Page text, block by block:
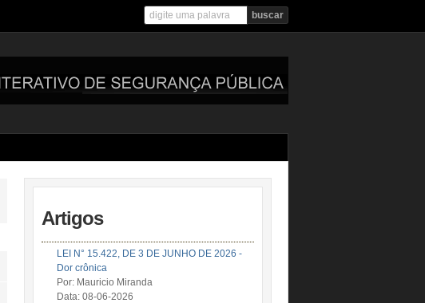
Artigos
LEI N° 15.422, DE 3 DE JUNHO DE 2026 -
Dor crônica
Por: Mauricio Miranda
Data: 08-06-2026